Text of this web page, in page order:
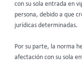
con su sola entrada en
persona, debido a que
jurídicas determinadas.
Por su parte, la norma
afectación con su sola